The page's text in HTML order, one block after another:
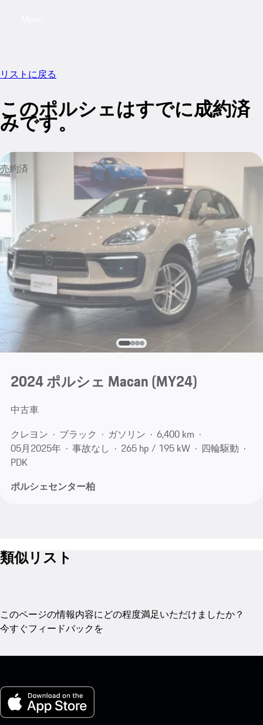
リストに戻る
このポルシェはすでに成約済
みです。
売約済
2024 ポルシェ Macan (MY24)
中古車
クレヨン
ブラック ガソリン
6,400 km
05月​2025年
事故なし 265 hp / 195 kW
四輪駆動
PDK
ポルシェセンター柏
類似リスト
このページの情報内容にどの程度満足いただけましたか？
今すぐフィードバックを